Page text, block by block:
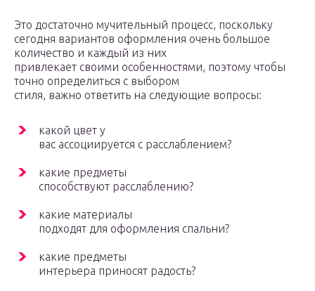
Это достаточно мучительный процесс, поскольку
сегодня вариантов оформления очень большое
количество и каждый из них
привлекает своими особенностями, поэтому чтобы
точно определиться с выбором
стиля, важно ответить на следующие вопросы:
какой цвет у
вас ассоциируется с расслаблением?
какие предметы
способствуют расслаблению?
какие материалы
подходят для оформления спальни?
какие предметы
интерьера приносят радость?